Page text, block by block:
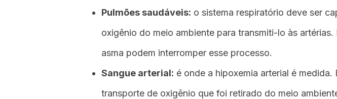
Pulmões saudáveis: o sistema respiratório deve ser
oxigênio do meio ambiente para transmiti-lo às
asma podem interromper esse processo.
Sangue arterial: é onde a hipoxemia arterial é medida.
transporte de oxigênio que foi retirado do meio